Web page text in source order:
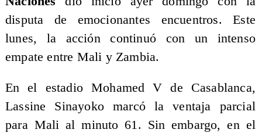
disputa de emocionantes encuentros. Este
lunes, la acción continuó con un intenso
empate entre Mali y Zambia.
En el estadio Mohamed V de Casablanca,
Lassine Sinayoko marcó la ventaja parcial
para Mali al minuto 61. Sin embargo, en el